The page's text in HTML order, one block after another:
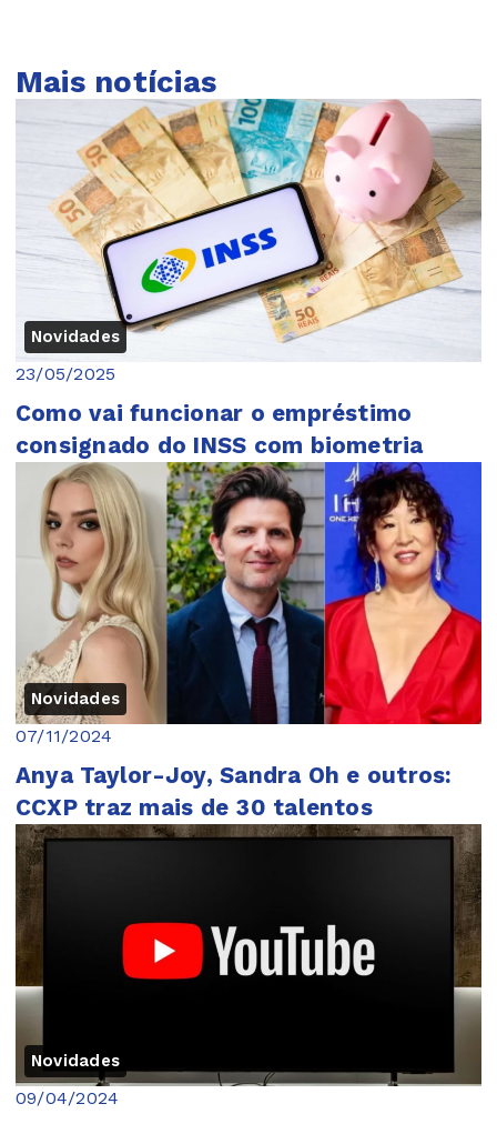
Mais notícias
Novidades
23/05/2025
Como vai funcionar o empréstimo
consignado do INSS com biometria
Novidades
07/11/2024
Anya Taylor-Joy, Sandra Oh e outros:
CCXP traz mais de 30 talentos
Novidades
09/04/2024